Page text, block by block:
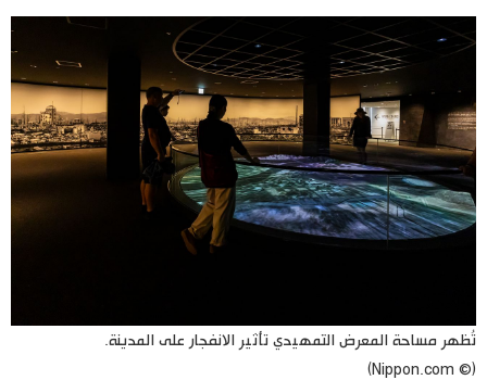
تُظهر مساحة المعرض التمهيدي تأثير الانفجار على المدينة.
(© Nippon.com)